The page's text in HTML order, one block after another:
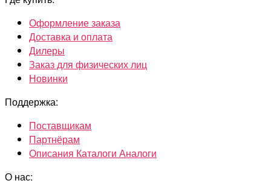
Оформление заказа
Доставка и оплата
Дилеры
Заказ для физических лиц
Новинки
Поддержка:
Поставщикам
Партнёрам
Описания Каталоги Аналоги
О нас: